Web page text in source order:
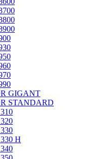
GIGANT
STANDARD
H